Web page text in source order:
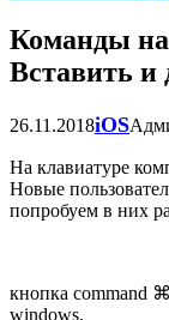
Команды
Вставить и
26.11.2018iOS
На клавиатуре
Новые
попробуем в них
кнопка command
windows.